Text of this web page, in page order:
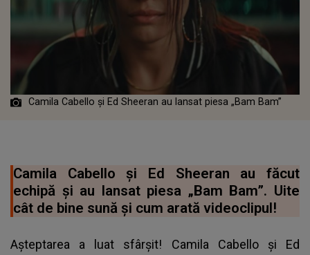
Camila Cabello și Ed Sheeran au lansat piesa „Bam Bam”
Camila Cabello și Ed Sheeran au făcut
echipă și au lansat piesa „Bam Bam”. Uite
cât de bine sună și cum arată videoclipul!
Așteptarea a luat sfârșit! Camila Cabello și Ed